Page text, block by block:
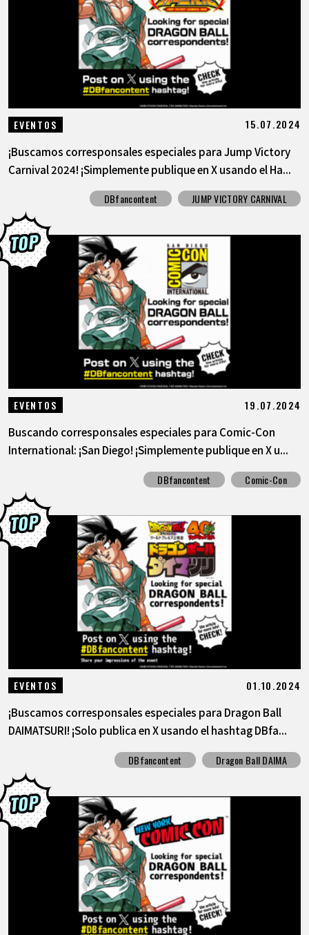
EVENTOS 15.07.2024
¡Buscamos corresponsales especiales para Jump Victory
Carnival 2024! ¡Simplemente publique en X usando el Ha...
DBfancontent JUMP VICTORY CARNIVAL
EVENTOS 19.07.2024
Buscando corresponsales especiales para Comic-Con
International: ¡San Diego! ¡Simplemente publique en X u...
DBfancontent Comic-Con
EVENTOS 01.10.2024
¡Buscamos corresponsales especiales para Dragon Ball
DAIMATSURI! ¡Solo publica en X usando el hashtag DBfa...
DBfancontent Dragon Ball DAIMA